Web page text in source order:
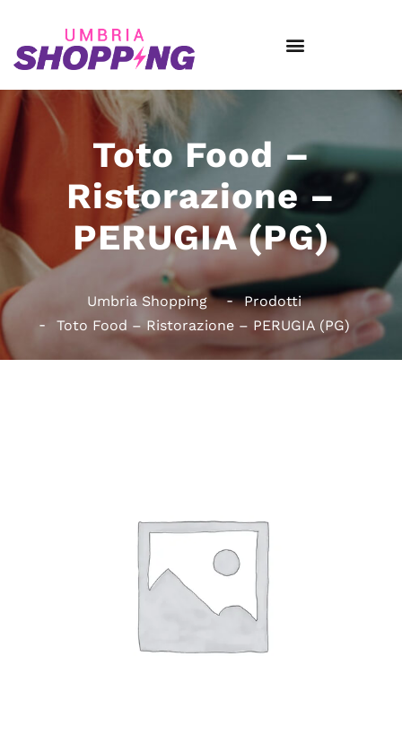
Toto Food –
Ristorazione –
PERUGIA (PG)
Umbria Shopping
Prodotti
Toto Food – Ristorazione – PERUGIA (PG)